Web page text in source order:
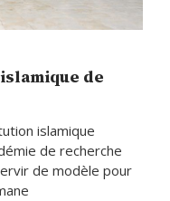
de
islamique
de recherche
de modèle pour